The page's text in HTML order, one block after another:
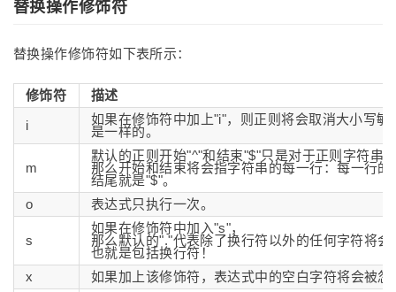
替换操作修饰符
替换操作修饰符如下表所示：
修饰符
描述
i
如果在修饰符中加上"i"，则正则将会取消大小写敏
是一样的。
m
默认的正则开始"^"和结束"$"只是对于正则字符串
那么开始和结束将会指字符串的每一行：每一行的
结尾就是"$"。
o
表达式只执行一次。
s
如果在修饰符中加入"s"，
那么默认的"."代表除了换行符以外的任何字符将会
也就是包括换行符！
x
如果加上该修饰符，表达式中的空白字符将会被